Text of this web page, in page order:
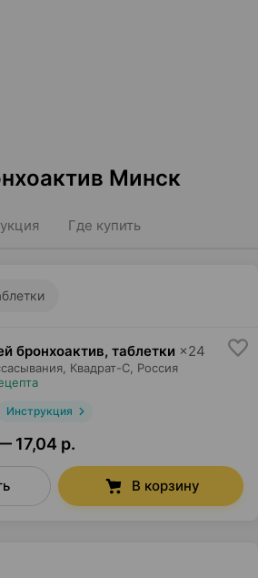
Минск
Где купить
бронхоактив, таблетки ×24
Квадрат-С , Россия
Инструкция
17,04 р.
В корзину